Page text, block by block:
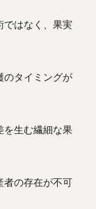
ではなく、果実
のタイミングが
を生む繊細な果
者の存在が不可